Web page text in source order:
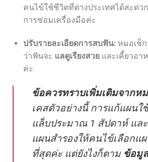
คนไข้ใช้ชีวิตที่ต่างประเทศได้สะดว
การซ่อมเครื่องมือค่ะ
ปรับรายละเอียดการสบฟัน:หมอเช็ก
ว่าฟันจะ แลดูเรียงสวยและเคี้ยวอา
ค่ะ
ข้อควรทราบเพิ่มเติมจากห
เคสตัวอย่างนี้ การแก้แผนใ
แล็บประมาณ 1 สัปดาห์ แล
แผนสำรองให้คนไข้เลือกแ
ที่สุดค่ะ แต่ยังไงก็ตามข้อมูล